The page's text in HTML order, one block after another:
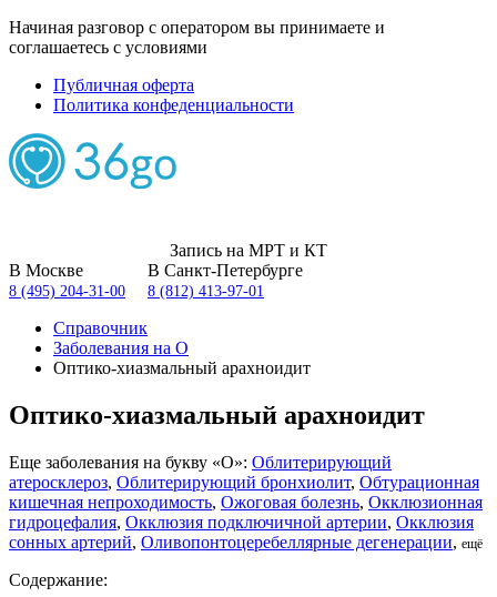
Начиная разговор с оператором вы принимаете и
соглашаетесь с условиями
Публичная оферта
Политика конфеденциальности
Запись на МРТ и КТ
В Москве
8 (495) 204-31-00
В Санкт-Петербурге
8 (812) 413-97-01
Справочник
Заболевания на О
Оптико-хиазмальный арахноидит
Оптико-хиазмальный арахноидит
Еще заболевания на букву «О»: Облитерирующий
атеросклероз, Облитерирующий бронхиолит, Обтурационная
кишечная непроходимость, Ожоговая болезнь, Окклюзионная
гидроцефалия, Окклюзия подключичной артерии, Окклюзия
сонных артерий, Оливопонтоцеребеллярные дегенерации, ещё
Содержание: